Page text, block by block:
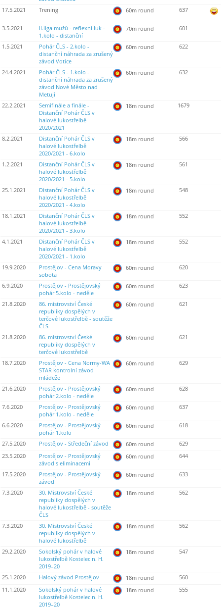
17.5.2021 Trening 60m round 637
3.5.2021
II.liga mužů - reflexní luk -
1.kolo - distanční
70m round 601
1.5.2021
Pohár ČLS - 2.kolo -
distanční náhrada za zrušený
závod Votice
60m round 622
24.4.2021
Pohár ČLS - 1.kolo -
distanční náhrada za zrušený
závod Nové Město nad
Metují
60m round 632
22.2.2021
Semifinále a finále -
Distanční Pohár ČLS v
halové lukostřelbě
2020/2021
18m round 1679
8.2.2021
Distanční Pohár ČLS v
halové lukostřelbě
2020/2021 - 6.kolo
18m round 566
1.2.2021
Distanční Pohár ČLS v
halové lukostřelbě
2020/2021 - 5.kolo
18m round 561
25.1.2021
Distanční Pohár ČLS v
halové lukostřelbě
2020/2021 - 4.kolo
18m round 548
18.1.2021
Distanční Pohár ČLS v
halové lukostřelbě
2020/2021 - 3.kolo
18m round 552
4.1.2021
Distanční Pohár ČLS v
halové lukostřelbě
2020/2021 - 1.kolo
18m round 552
19.9.2020
Prostějov - Cena Moravy
sobota
60m round 620
6.9.2020
Prostějov - Prostějovský
pohár 5.kolo - neděle
60m round 623
21.8.2020
86. mistrovství České
republiky dospělých v
terčové lukostřelbě - soutěže
ČLS
60m round 621
21.8.2020
86. mistrovství České
republiky dospělých v
terčové lukostřelbě
60m round 621
18.7.2020
Prostějov - Cena Normy-WA
STAR kontrolní závod
mládeže
60m round 629
21.6.2020
Prostějov - Prostějovský
pohár 2.kolo - neděle
60m round 628
7.6.2020
Prostějov - Prostějovský
pohár 1.kolo - neděle
60m round 637
6.6.2020
Prostějov - Prostějovský
pohár 1.kolo
60m round 618
27.5.2020 Prostějov - Středeční závod 60m round
629
23.5.2020
Prostějov - Prostějovský
závod s eliminacemi
60m round 644
17.5.2020
Prostějov - Prostějovský
závod
60m round 633
7.3.2020
30. Mistrovství České
republiky dospělých v
halové lukostřelbě - soutěže
ČLS
18m round 562
7.3.2020
30. Mistrovství České
republiky dospělých v
halové lukostřelbě
18m round 562
29.2.2020
Sokolský pohár v halové
lukostřelbě Kostelec n. H.
2019–20
18m round 547
25.1.2020 Halový závod Prostějov 18m round
560
11.1.2020
Sokolský pohár v halové
lukostřelbě Kostelec n. H.
2019–20
18m round 555